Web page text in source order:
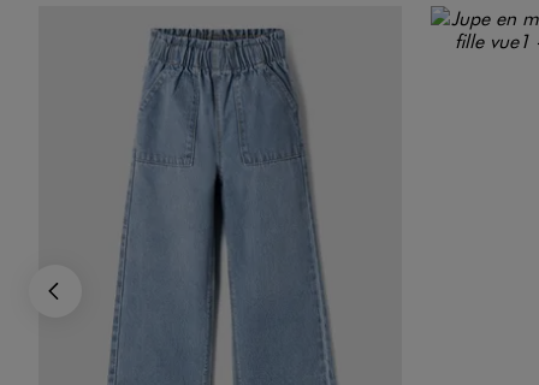
Image 1 sur 6
Image 2 sur 6
Précédent